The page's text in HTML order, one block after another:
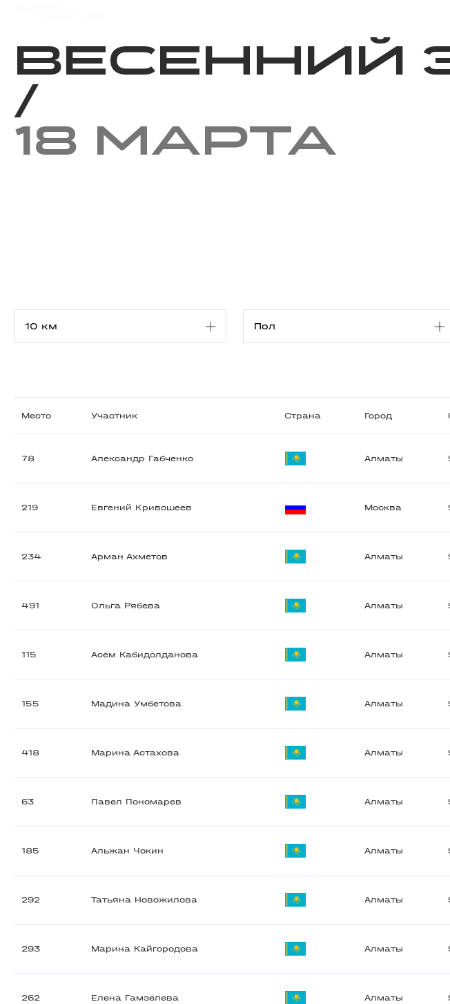
Весенний
/
18 марта
Место Участник Страна Город
78 Александр Габченко Алматы
219 Евгений Кривошеев Москва
234 Арман Ахметов Алматы
491 Ольга Рябева Алматы
115 Асем Кабидолданова Алматы
155 Мадина Умбетова Алматы
418 Марина Астахова Алматы
63 Павел Пономарев Алматы
185 Альжан Чокин Алматы
292 Татьяна Новожилова Алматы
293 Марина Кайгородова Алматы
262 Елена Гамзелева Алматы